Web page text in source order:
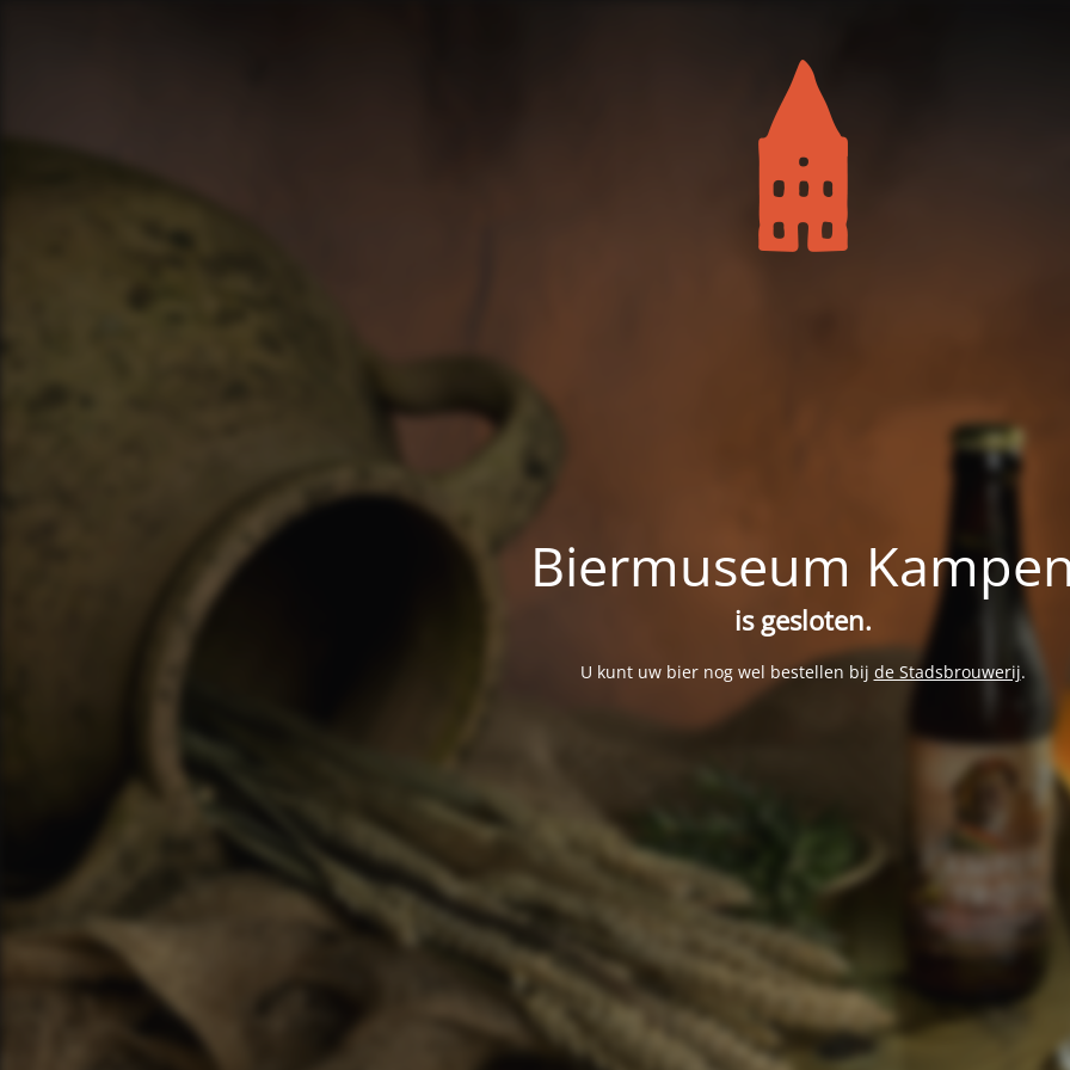
Biermuseum
is gesloten.
U kunt uw bier nog wel bestellen bij de Stadsbrouwerij.